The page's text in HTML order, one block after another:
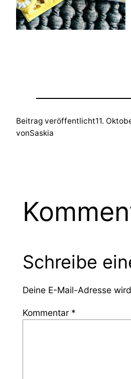
Beitrag veröffentlicht11.
vonSaskia
Schreibe
Deine E-Mail-Adresse
Kommentar *